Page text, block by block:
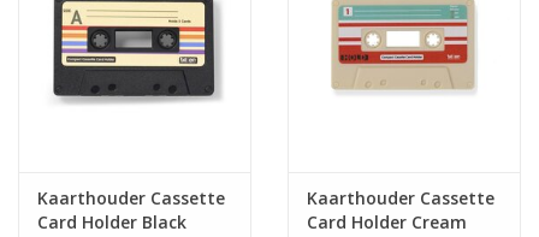
Kaarthouder Cassette
Card Holder Black
Kaarthouder Cassette
Card Holder Cream